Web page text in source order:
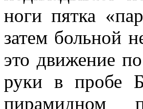
ноги пятка
затем больной
это движение
руки в пробе
пирамидном